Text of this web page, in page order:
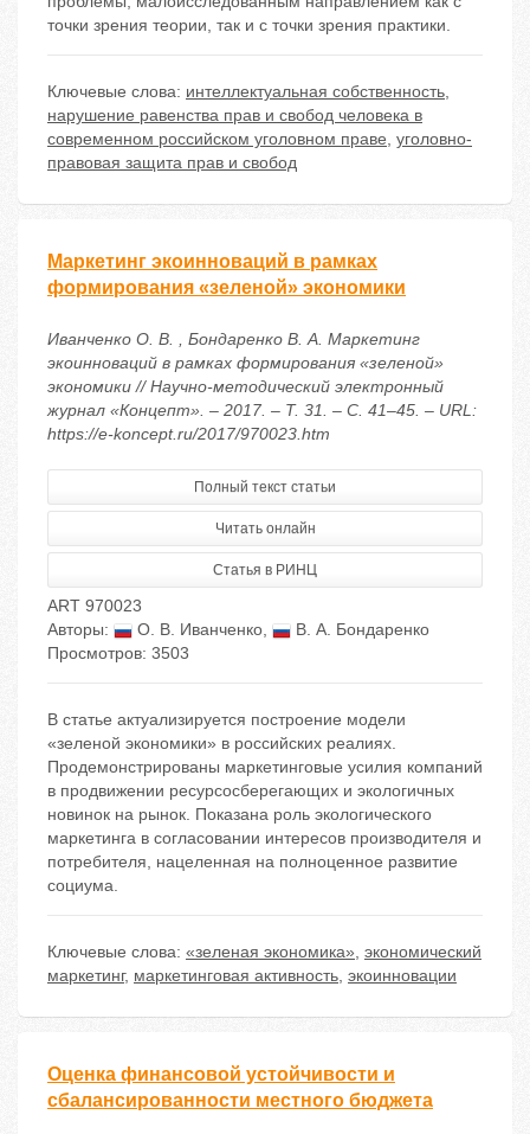
точки зрения теории, так и с точки зрения практики.
Ключевые слова: интеллектуальная собственность,
нарушение равенства прав и свобод человека в
современном российском уголовном праве, уголовно-
правовая защита прав и свобод
Маркетинг экоинноваций в рамках
формирования «зеленой» экономики
Иванченко О. В. , Бондаренко В. А. Маркетинг
экоинноваций в рамках формирования «зеленой»
экономики // Научно-методический электронный
журнал «Концепт». – 2017. – Т. 31. – С. 41–45. – URL:
https://e-koncept.ru/2017/970023.htm
Полный текст статьи
Читать онлайн
Статья в РИНЦ
ART 970023
Авторы:
О. В. Иванченко,
В. А. Бондаренко
Просмотров: 3503
В статье актуализируется построение модели
«зеленой экономики» в российских реалиях.
Продемонстрированы маркетинговые усилия компаний
в продвижении ресурсосберегающих и экологичных
новинок на рынок. Показана роль экологического
маркетинга в согласовании интересов производителя и
потребителя, нацеленная на полноценное развитие
социума.
Ключевые слова: «зеленая экономика», экономический
маркетинг, маркетинговая активность, экоинновации
Оценка финансовой устойчивости и
сбалансированности местного бюджета